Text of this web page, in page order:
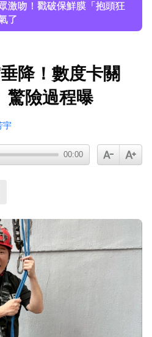
激吻！戳破保鮮膜「抱頭狂
了
掌握天下大小事！
！被范曉萱1句話打動 放話
降！數度卡關
驚險過程曝
宇
00:00